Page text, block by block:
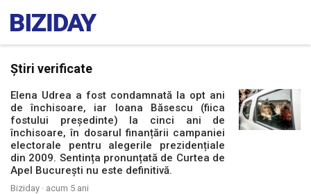
Știri verificate
Elena Udrea a fost condamnată la opt ani
de închisoare, iar Ioana Băsescu (fiica
fostului președinte) la cinci ani de
închisoare, în dosarul finanțării campaniei
electorale pentru alegerile prezidențiale
din 2009. Sentința pronunțată de Curtea de
Apel București nu este definitivă.
Biziday · acum 5 ani